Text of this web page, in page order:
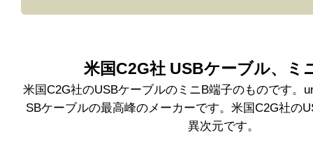
に買い換える予定もありますので、その際に
せて頂くかもしれませんがその時は宜しくお
い文章ですみませんが失礼します。○○○○
米国C2G社 USBケーブル、ミ
米国C2G社のUSBケーブルのミニB端子のものです。
SBケーブルの最高峰のメーカーです。米国C2G社の
異次元です。